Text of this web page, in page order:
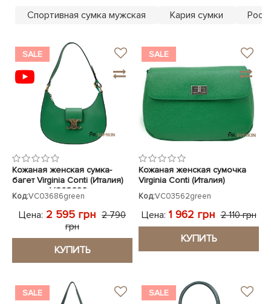
Спортивная сумка мужская Кария сумки
SALE
Кожаная женская сумка-
багет Virginia Conti (Италия)
зеленая VC03686green
Код:VC03686green
Цена: 2 595 грн 2 790
грн
КУПИТЬ
SALE
Кожаная женская сумочка
Virginia Conti (Италия)
зеленая
Код:VC03562green
Цена: 1 962 грн 2 110 грн
КУПИТЬ
SALE SALE